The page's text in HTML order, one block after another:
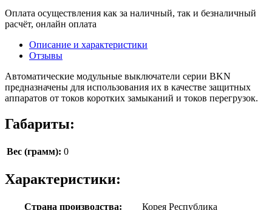
Оплата осуществления как за наличный, так и безналичный
расчёт, онлайн оплата
Описание и характеристики
Отзывы
Автоматические модульные выключатели серии BKN
предназначены для использования их в качестве защитных
аппаратов от токов коротких замыканий и токов перегрузок.
Габариты:
Вес (грамм): 0
Характеристики:
Страна производства:
Корея Республика